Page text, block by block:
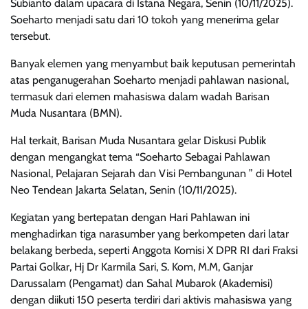
Subianto dalam upacara di Istana Negara, Senin (10/11/2025).
Soeharto menjadi satu dari 10 tokoh yang menerima gelar
tersebut.
Banyak elemen yang menyambut baik keputusan pemerintah
atas penganugerahan Soeharto menjadi pahlawan nasional,
termasuk dari elemen mahasiswa dalam wadah Barisan
Muda Nusantara (BMN).
Hal terkait, Barisan Muda Nusantara gelar Diskusi Publik
dengan mengangkat tema “Soeharto Sebagai Pahlawan
Nasional, Pelajaran Sejarah dan Visi Pembangunan ” di Hotel
Neo Tendean Jakarta Selatan, Senin (10/11/2025).
Kegiatan yang bertepatan dengan Hari Pahlawan ini
menghadirkan tiga narasumber yang berkompeten dari latar
belakang berbeda, seperti Anggota Komisi X DPR RI dari Fraksi
Partai Golkar, Hj Dr Karmila Sari, S. Kom, M.M, Ganjar
Darussalam (Pengamat) dan Sahal Mubarok (Akademisi)
dengan diikuti 150 peserta terdiri dari aktivis mahasiswa yang